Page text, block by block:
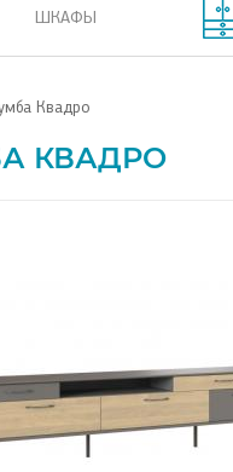
ШКАФЫ
Квадро
КВАДРО